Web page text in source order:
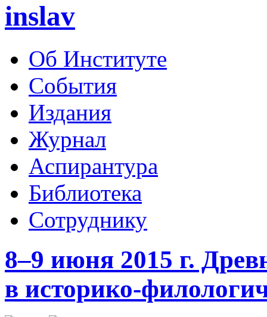
inslav
Об Институте
События
Издания
Журнал
Аспирантура
Библиотека
Сотруднику
8–9 июня 2015 г.
в историко-